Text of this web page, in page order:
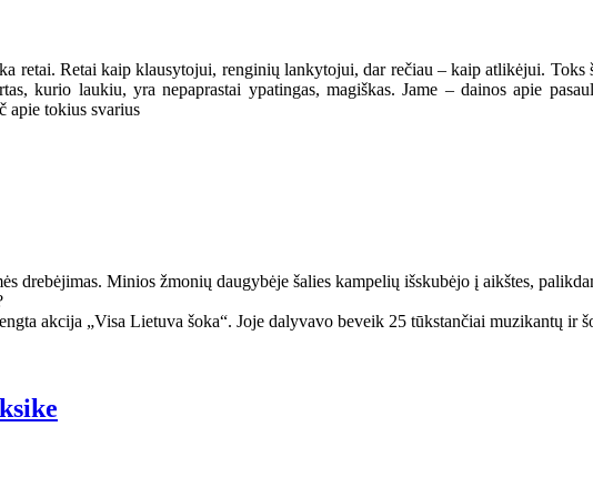
retai. Retai kaip klausytojui, renginių lankytojui, dar rečiau – kaip atlikėjui.
kurio laukiu, yra nepaprastai ypatingas, magiškas. Jame – dainos apie
apie tokius svarius
drebėjimas. Minios žmonių daugybėje šalies kampelių išskubėjo į aikštes,
akcija „Visa Lietuva šoka“. Joje dalyvavo beveik 25 tūkstančiai muzikantų